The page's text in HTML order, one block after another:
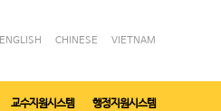
ENGLISH CHINESE VIETNAM
교수지원시스템 행정지원시스템